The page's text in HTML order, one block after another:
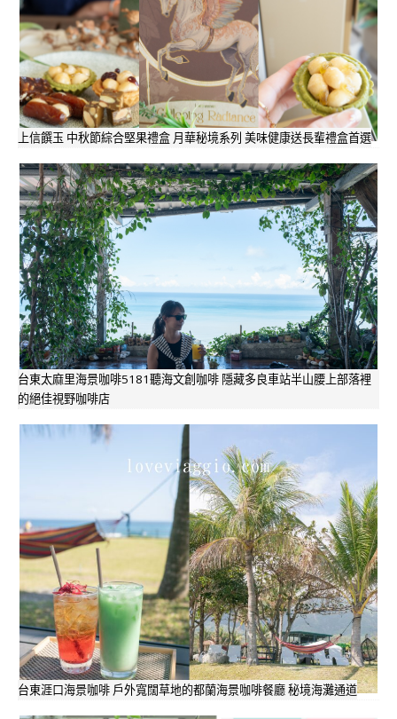
上信饌玉 中秋節綜合堅果禮盒 月華秘境系列 美味健康送長輩禮盒首選
台東太麻里海景咖啡5181聽海文創咖啡 隱藏多良車站半山腰上部落裡
的絕佳視野咖啡店
台東涯口海景咖啡 戶外寬闊草地的都蘭海景咖啡餐廳 秘境海灘通道